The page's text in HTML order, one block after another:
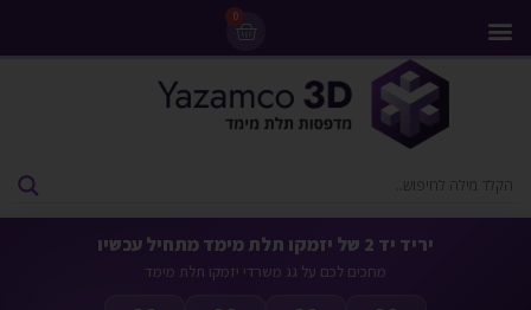
0
יריד יד 2 של יזמקו תלת מימד מתחיל עכשיו
מחכים לכם על גג משרדי יזמקו תלת מימד